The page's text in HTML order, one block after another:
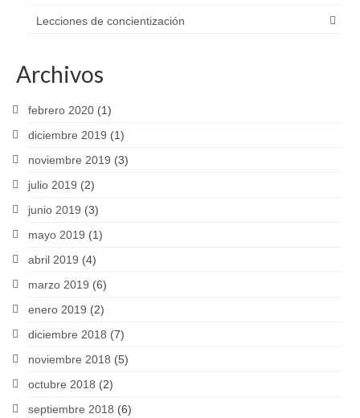
Lecciones de concientización
Archivos
febrero 2020 (1)
diciembre 2019 (1)
noviembre 2019 (3)
julio 2019 (2)
junio 2019 (3)
mayo 2019 (1)
abril 2019 (4)
marzo 2019 (6)
enero 2019 (2)
diciembre 2018 (7)
noviembre 2018 (5)
octubre 2018 (2)
septiembre 2018 (6)